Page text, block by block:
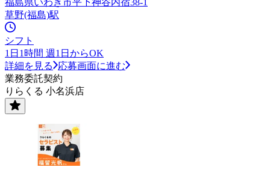
草野(福島)駅
シフト
1日1時間 週1日からOK
詳細を見る
応募画面に進む
業務委託契約
りらくる 小名浜店